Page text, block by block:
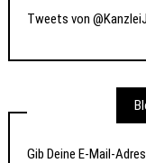
Tweets von
Gib Deine E-Mail-